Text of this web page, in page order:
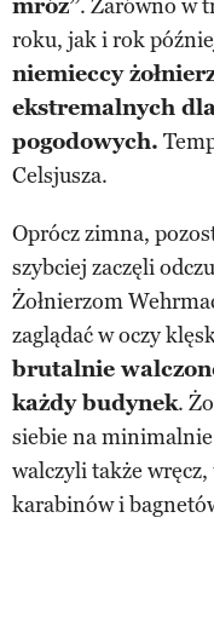
mróz”. Zarówno w
roku, jak i rok
niemieccy
ekstremalnych
pogodowych.
Celsjusza.
Oprócz zimna,
szybciej zaczęli
Żołnierzom
zaglądać w oczy
brutalnie
każdy budynek.
siebie na
walczyli także
karabinów i